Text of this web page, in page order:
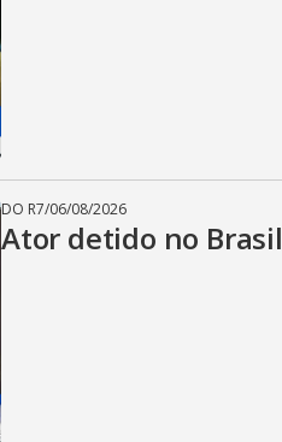
DO R7/06/08/2026
Ator detido no Brasil